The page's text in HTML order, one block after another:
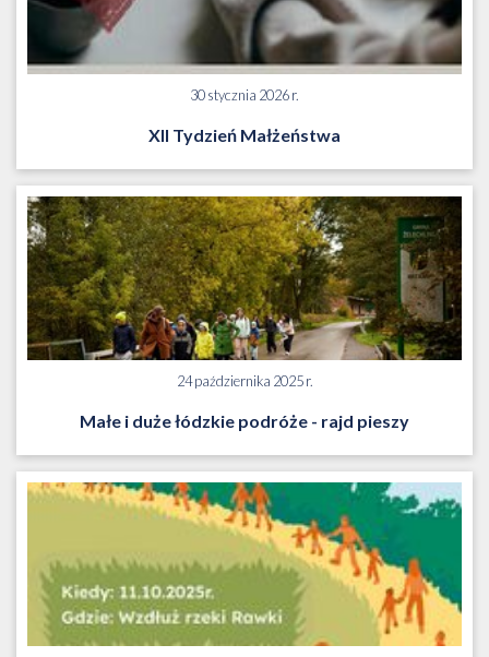
30 stycznia 2026 r.
XII Tydzień Małżeństwa
24 października 2025 r.
Małe i duże łódzkie podróże - rajd pieszy